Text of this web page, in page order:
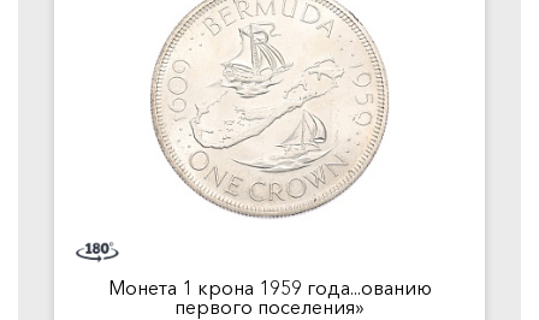
Монета 1 крона 1959 года...ованию
первого поселения»